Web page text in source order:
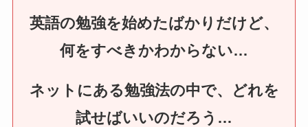
英語の勉強を始めたばかりだけど、
何をすべきかわからない…
ネットにある勉強法の中で、どれを
試せばいいのだろう…